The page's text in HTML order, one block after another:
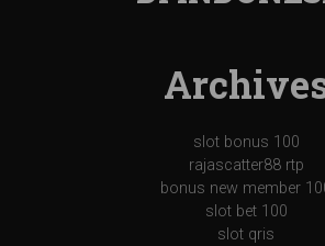
slot bonus 100
rajascatter88 rtp
bonus new member
slot bet 100
slot qris